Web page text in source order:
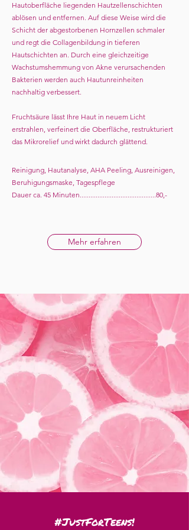
Hautoberfläche liegenden Hautzellenschichten
ablösen und entfernen. Auf diese Weise wird die
Schicht der abgestorbenen Hornzellen schmaler
und regt die Collagenbildung in tieferen
Hautschichten an. Durch eine gleichzeitige
Wachstumshemmung von Akne verursachenden
Bakterien werden auch Hautunreinheiten
nachhaltig verbessert.
Fruchtsäure lässt Ihre Haut in neuem Licht
erstrahlen, verfeinert die Oberfläche, restrukturiert
das Mikrorelief und wirkt dadurch glättend.
Reinigung, Hautanalyse, AHA Peeling, Ausreinigen,
Beruhigungsmaske, Tagespflege
Dauer ca. 45 Minuten...........................................80,-
Mehr erfahren
#JustForTeens!